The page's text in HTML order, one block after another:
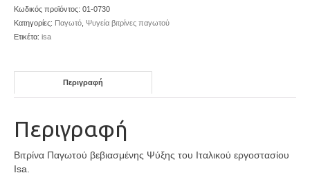
Κωδικός προϊόντος: 01-0730
Κατηγορίες: Παγωτό Ψυγεία βιτρίνες παγωτού
Ετικέτα: isa
Περιγραφή
Περιγραφή
Βιτρίνα Παγωτού βεβιασμένης Ψύξης του Ιταλικού εργοστασίου
Isa.